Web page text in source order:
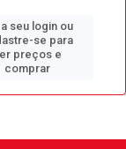
seu login ou
se para
preços e
comprar